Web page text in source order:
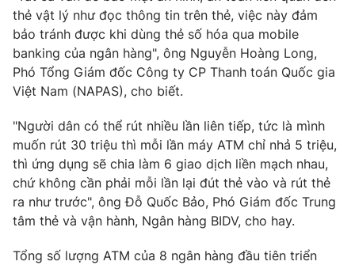
Photo Infographic
Video Shorts video
VTV Money VTV Thể thao
VTV Sức khoẻ Bất động sản
Thị trường 24h Tấm lòng Việt
thẻ vật lý như đọc thông tin trên thẻ, việc này đảm
bảo tránh được khi dùng thẻ số hóa qua mobile
banking của ngân hàng", ông Nguyễn Hoàng Long,
Phó Tổng Giám đốc Công ty CP Thanh toán Quốc gia
Việt Nam (NAPAS), cho biết.
"Người dân có thể rút nhiều lần liên tiếp, tức là mình
muốn rút 30 triệu thì mỗi lần máy ATM chỉ nhả 5 triệu,
thì ứng dụng sẽ chia làm 6 giao dịch liền mạch nhau,
chứ không cần phải mỗi lần lại đút thẻ vào và rút thẻ
ra như trước", ông Đỗ Quốc Bảo, Phó Giám đốc Trung
tâm thẻ và vận hành, Ngân hàng BIDV, cho hay.
Tổng số lượng ATM của 8 ngân hàng đầu tiên triển